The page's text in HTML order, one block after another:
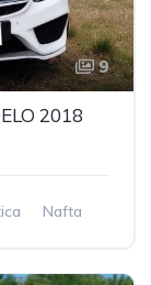
9
2018
Nafta